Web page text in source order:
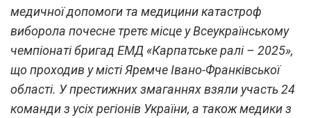
медичної допомоги та медицини катастроф
виборола почесне третє місце у Всеукраїнському
чемпіонаті бригад ЕМД «Карпатське ралі – 2025»,
що проходив у місті Яремче Івано-Франківської
області. У престижних змаганнях взяли участь 24
команди з усіх регіонів України, а також медики з